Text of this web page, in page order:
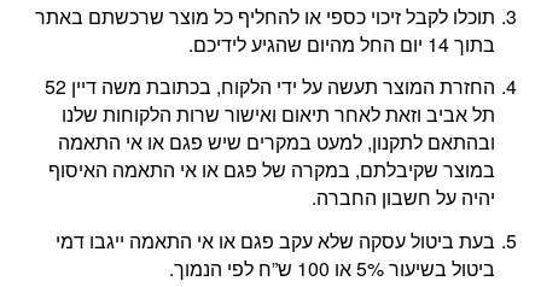
תוכלו לקבל זיכוי כספי או להחליף כל מוצר שרכשתם באתר
בתוך 14 יום החל מהיום שהגיע לידיכם.
החזרת המוצר תעשה על ידי הלקוח, בכתובת משה דיין 52
תל אביב וזאת לאחר תיאום ואישור שרות הלקוחות שלנו
ובהתאם לתקנון, למעט במקרים שיש פגם או אי התאמה
במוצר שקיבלתם, במקרה של פגם או אי התאמה האיסוף
יהיה על חשבון החברה.
בעת ביטול עסקה שלא עקב פגם או אי התאמה ייגבו דמי
ביטול בשיעור 5% או 100 ש”ח לפי הנמוך.